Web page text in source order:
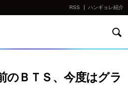
RSS ハンギョレ紹介
のＢＴＳ、今度はグラ